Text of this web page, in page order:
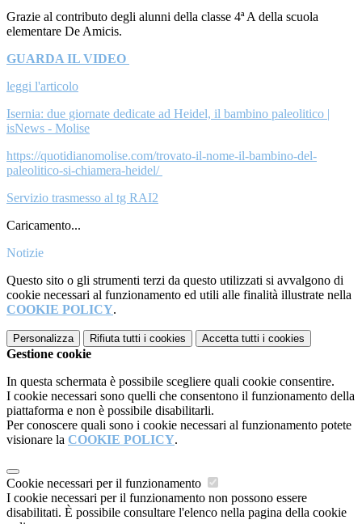
Grazie al contributo degli alunni della classe 4ª A della scuola
elementare De Amicis.
GUARDA IL VIDEO
leggi l'articolo
Isernia: due giornate dedicate ad Heidel, il bambino paleolitico |
isNews - Molise
https://quotidianomolise.com/trovato-il-nome-il-bambino-del-
paleolitico-si-chiamera-heidel/
Servizio trasmesso al tg RAI2
Caricamento...
Notizie
Questo sito o gli strumenti terzi da questo utilizzati si avvalgono di
cookie necessari al funzionamento ed utili alle finalità illustrate nella
COOKIE POLICY.
Personalizza Rifiuta tutti i cookies Accetta tutti i cookies
Gestione cookie
In questa schermata è possibile scegliere quali cookie consentire.
I cookie necessari sono quelli che consentono il funzionamento della
piattaforma e non è possibile disabilitarli.
Per conoscere quali sono i cookie necessari al funzionamento potete
visionare la COOKIE POLICY.
Cookie necessari per il funzionamento
I cookie necessari per il funzionamento non possono essere
disabilitati. È possibile consultare l'elenco nella pagina della cookie